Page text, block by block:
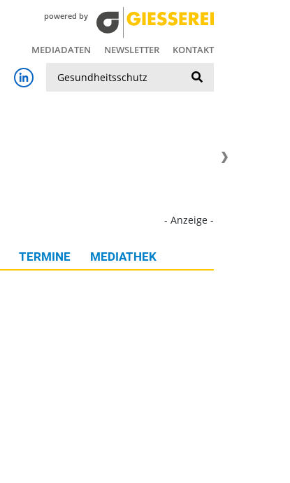
powered by
MEDIADATEN NEWSLETTER KONTAKT
- Anzeige -
TERMINE MEDIATHEK